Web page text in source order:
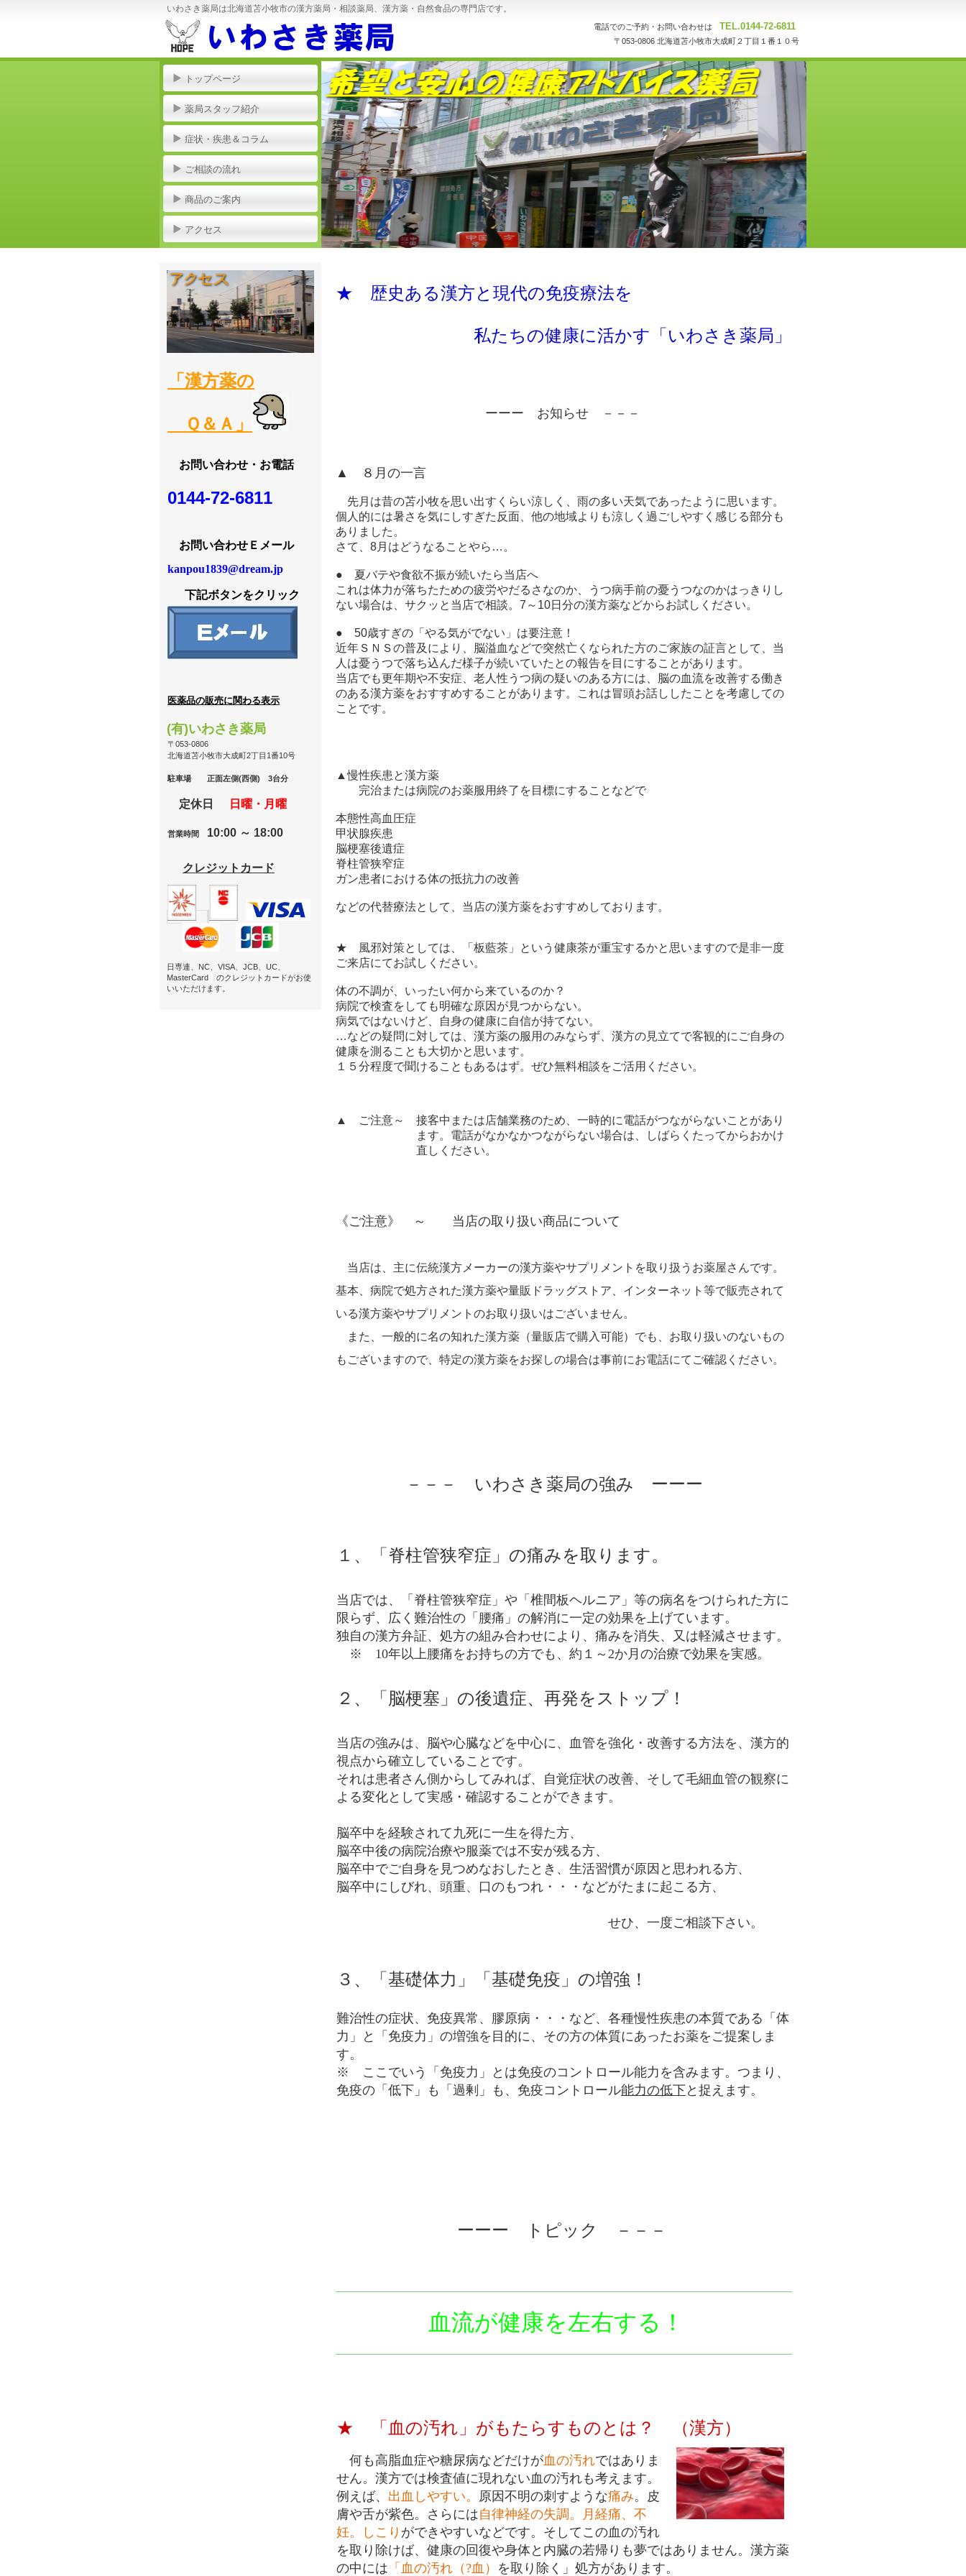
いわさき薬局は北海道苫小牧市の漢方薬局・相談薬局、漢方薬・自然食品の専門店です。
電話でのご予約・お問い合わせは TEL.0144-72-6811
〒053-0806 北海道苫小牧市大成町２丁目１番１０号
★ 歴史ある漢方と現代の免疫療法を
私たちの健康に活かす「いわさき薬局」
ーーー お知らせ －－－
▲ ８月の一言
先月は昔の苫小牧を思い出すくらい涼しく、雨の多い天気であったように思います。
個人的には暑さを気にしすぎた反面、他の地域よりも涼しく過ごしやすく感じる部分も
ありました。
さて、8月はどうなることやら…。
● 夏バテや食欲不振が続いたら当店へ
これは体力が落ちたための疲労やだるさなのか、うつ病手前の憂うつなのかはっきりし
ない場合は、サクッと当店で相談。7～10日分の漢方薬などからお試しください。
● 50歳すぎの「やる気がでない」は要注意！
近年ＳＮＳの普及により、脳溢血などで突然亡くなられた方のご家族の証言として、当
人は憂うつで落ち込んだ様子が続いていたとの報告を目にすることがあります。
当店でも更年期や不安症、老人性うつ病の疑いのある方には、脳の血流を改善する働き
のある漢方薬をおすすめすることがあります。これは冒頭お話ししたことを考慮しての
ことです。
▲慢性疾患と漢方薬
完治または病院のお薬服用終了を目標にすることなどで
本態性高血圧症
甲状腺疾患
脳梗塞後遺症
脊柱管狭窄症
ガン患者における体の抵抗力の改善
などの代替療法として、当店の漢方薬をおすすめしております。
★ 風邪対策としては、「板藍茶」という健康茶が重宝するかと思いますので是非一度
ご来店にてお試しください。
体の不調が、いったい何から来ているのか？
病院で検査をしても明確な原因が見つからない。
病気ではないけど、自身の健康に自信が持てない。
…などの疑問に対しては、漢方薬の服用のみならず、漢方の見立てで客観的にご自身の
健康を測ることも大切かと思います。
１５分程度で聞けることもあるはず。ぜひ無料相談をご活用ください。
▲ ご注意～ 接客中または店舗業務のため、一時的に電話がつながらないことがあり
ます。電話がなかなかつながらない場合は、しばらくたってからおかけ
直しください。
《ご注意》 ～ 当店の取り扱い商品について
当店は、主に伝統漢方メーカーの漢方薬やサプリメントを取り扱うお薬屋さんです。
基本、病院で処方された漢方薬や量販ドラッグストア、インターネット等で販売されて
いる漢方薬やサプリメントのお取り扱いはございません。
また、一般的に名の知れた漢方薬（量販店で購入可能）でも、お取り扱いのないもの
もございますので、特定の漢方薬をお探しの場合は事前にお電話にてご確認ください。
－－－ いわさき薬局の強み ーーー
１、「脊柱管狭窄症」の痛みを取ります。
当店では、「脊柱管狭窄症」や「椎間板ヘルニア」等の病名をつけられた方に
限らず、広く難治性の「腰痛」の解消に一定の効果を上げています。
独自の漢方弁証、処方の組み合わせにより、痛みを消失、又は軽減させます。
※ 10年以上腰痛をお持ちの方でも、約１～2か月の治療で効果を実感。
２、「脳梗塞」の後遺症、再発をストップ！
当店の強みは、脳や心臓などを中心に、血管を強化・改善する方法を、漢方的
視点から確立していることです。
それは患者さん側からしてみれば、自覚症状の改善、そして毛細血管の観察に
よる変化として実感・確認することができます。
脳卒中を経験されて九死に一生を得た方、
脳卒中後の病院治療や服薬では不安が残る方、
脳卒中でご自身を見つめなおしたとき、生活習慣が原因と思われる方、
脳卒中にしびれ、頭重、口のもつれ・・・などがたまに起こる方、
せひ、一度ご相談下さい。
３、「基礎体力」「基礎免疫」の増強！
難治性の症状、免疫異常、膠原病・・・など、各種慢性疾患の本質である「体
力」と「免疫力」の増強を目的に、その方の体質にあったお薬をご提案しま
す。
※ ここでいう「免疫力」とは免疫のコントロール能力を含みます。つまり、
免疫の「低下」も「過剰」も、免疫コントロール能力の低下と捉えます。
ーーー トピック －－－
血流が健康を左右する！
★ 「血の汚れ」がもたらすものとは？ （漢方）
何も高脂血症や糖尿病などだけが血の汚れではありま
せん。漢方では検査値に現れない血の汚れも考えます。
例えば、 出血しやすい。 原因不明の刺すような痛み。皮
膚や舌が紫色。さらには自律神経の失調。月経痛、不
妊。しこり ができやすいなどです。そしてこの血の汚れ
を取り除けば、健康の回復や身体と内臓の若帰りも夢ではありません。漢方薬
の中には 「血の汚れ（?血） を取り除く」処方があります。
トップページ
薬局スタッフ紹介
症状・疾患＆コラム
ご相談の流れ
商品のご案内
アクセス
「漢方薬の
Ｑ＆Ａ」
お問い合わせ・お電話
0144-72-6811
お問い合わせＥメール
kanpou1839@dream.jp
下記ボタンをクリック
医薬品の販売に関わる表示
(有)いわさき薬局
〒053-0806
北海道苫小牧市大成町2丁目1番10号
駐車場 正面左側(西側) 3台分
定休日 日曜・月曜
営業時間 10:00 ～ 18:00
クレジットカード
日専連、NC、VISA、JCB、UC、
MasterCard のクレジットカードがお使
いいただけます。